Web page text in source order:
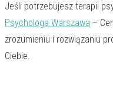
Jeśli potrzebujesz terapii
Psychologa Warszawa –
zrozumieniu i rozwiązaniu
Ciebie.